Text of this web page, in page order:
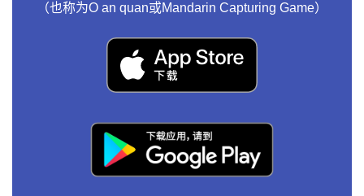
（也称为O an quan或Mandarin Capturing Game）